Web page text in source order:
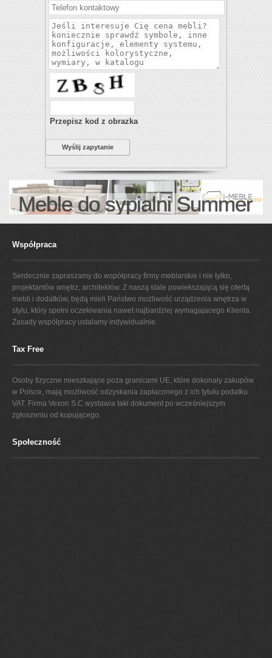
Przepisz kod z obrazka
Wyślij zapytanie
Meble do sypialni Summer
Współpraca
Serdecznie zapraszamy do współpracy firmy meblarskie i nie tylko,
projektantów wnętrz, architektów. Z naszą stale powiekszającą się ofertą
mebli i dodatków, będą mieli Państwo możliwość urządzenia wnętrza w
stylu, który spełni oczekiwania nawet najbardziej wymagajacego Klienta.
Zasady współpracy ustalamy indywidualnie.
Tax Free
Osoby fizyczne mieszkające poza granicami UE, które dokonały zakupów
w Polsce, mają możliwość odzyskania zapłaconego z ich tytułu podatku
VAT. Firma Vexon S.C wystawia taki dokument po wcześniejszym
zgłoszeniu od kupującego.
Społeczność